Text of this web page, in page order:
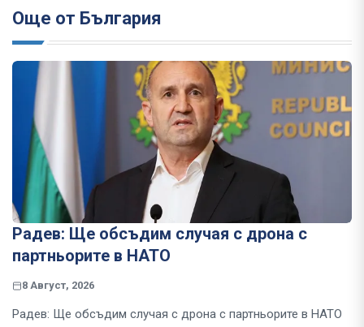
Още от България
Радев: Ще обсъдим случая с дрона с
партньорите в НАТО
8 Август, 2026
Радев: Ще обсъдим случая с дрона с партньорите в НАТО